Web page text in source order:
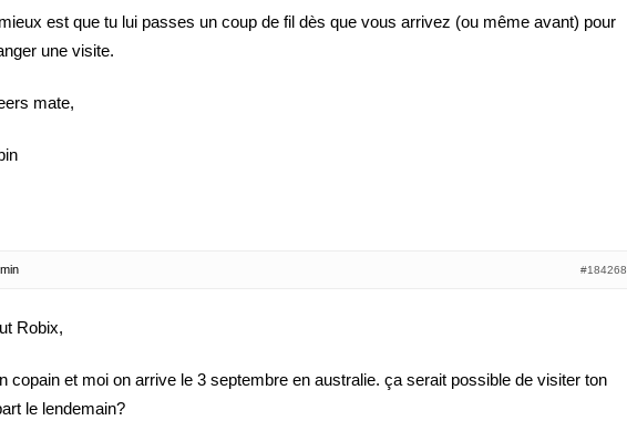
est que tu lui passes un coup de fil dès que vous arrivez (ou même avant) pour
une visite.
mate,
#184268
Robix,
copain et moi on arrive le 3 septembre en australie. ça serait possible de visiter ton
le lendemain?